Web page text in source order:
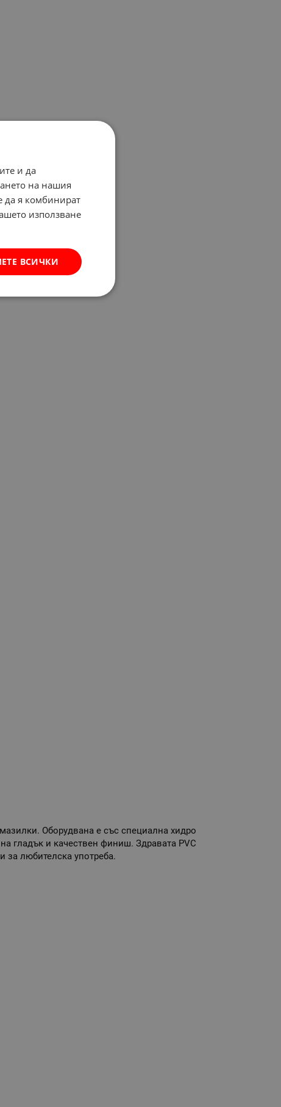
Оборудвана е със специална хидро
гладък и качествен финиш. Здравата PVC
за любителска употреба.
и да
на нашия
да я комбинират
използване
ВСИЧКИ